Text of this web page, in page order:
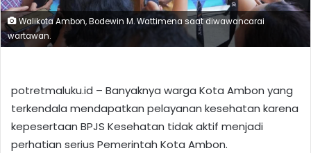
Walikota Ambon, Bodewin M. Wattimena saat diwawancarai
wartawan.
potretmaluku.id – Banyaknya warga Kota Ambon yang
terkendala mendapatkan pelayanan kesehatan karena
kepesertaan BPJS Kesehatan tidak aktif menjadi
perhatian serius Pemerintah Kota Ambon.